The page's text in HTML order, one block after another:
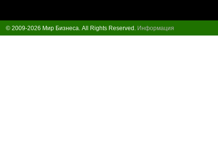
© 2009-2026 Мир Бизнеса. All Rights Reserved. Информация